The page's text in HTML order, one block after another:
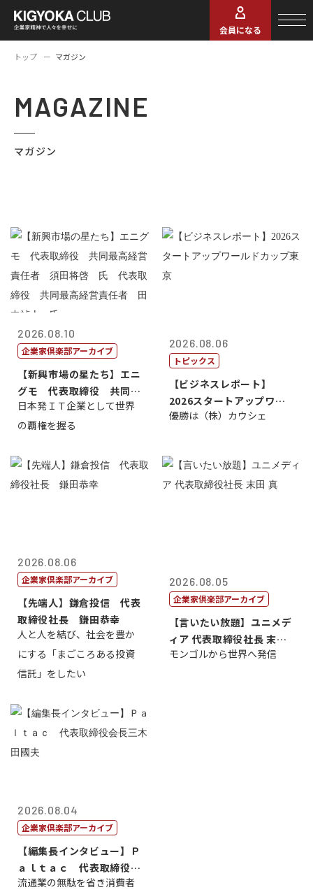
会員になる
トップ マガジン
MAGAZINE
マガジン
2026.08.10
企業家倶楽部アーカイブ
【新興市場の星たち】エニ
グモ 代表取締役 共同最
高経営責任者...
日本発ＩＴ企業として世界
の覇権を握る
2026.08.06
トピックス
【ビジネスレポート】
2026スタートアップワー
ルドカップ東京
優勝は（株）カウシェ
2026.08.06
企業家倶楽部アーカイブ
【先端人】鎌倉投信 代表
取締役社長 鎌田恭幸
人と人を結び、社会を豊か
にする「まごころある投資
信託」をしたい
2026.08.05
企業家倶楽部アーカイブ
【言いたい放題】ユニメデ
ィア 代表取締役社長 末田
真
モンゴルから世界へ発信
2026.08.04
企業家倶楽部アーカイブ
【編集長インタビュー】Ｐ
ａｌｔａｃ 代表取締役会
長三木田國夫
流通業の無駄を省き消費者